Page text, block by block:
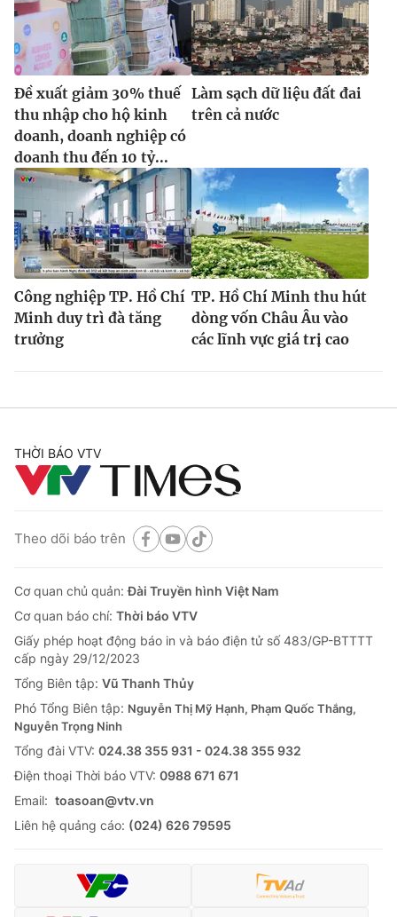
Đề xuất giảm 30% thuế
thu nhập cho hộ kinh
doanh, doanh nghiệp có
doanh thu đến 10 tỷ...
Làm sạch dữ liệu đất đai
trên cả nước
Công nghiệp TP. Hồ Chí
Minh duy trì đà tăng
trưởng
TP. Hồ Chí Minh thu hút
dòng vốn Châu Âu vào
các lĩnh vực giá trị cao
THỜI BÁO VTV
Theo dõi báo trên
Cơ quan chủ quản:Đài Truyền hình Việt Nam
Cơ quan báo chí: Thời báo VTV
Giấy phép hoạt động báo in và báo điện tử số 483/GP-BTTTT
cấp ngày 29/12/2023
Tổng Biên tập: Vũ Thanh Thủy
Phó Tổng Biên tập: Nguyễn Thị Mỹ Hạnh, Phạm Quốc Thắng,
Nguyễn Trọng Ninh
Tổng đài VTV: 024.38 355 931 - 024.38 355 932
Ðiện thoại Thời báo VTV: 0988 671 671
Email: toasoan@vtv.vn
Liên hệ quảng cáo: (024) 626 79595